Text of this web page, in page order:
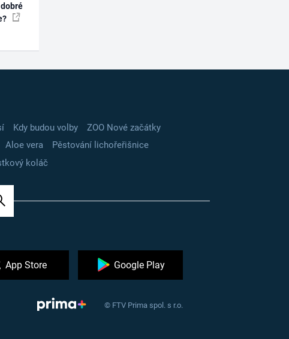
Kdy budou volby
ZOO Nové začátky
Aloe vera
Pěstování lichořeřišnice
koláč
App Store Google Play
© FTV Prima spol. s r.o.